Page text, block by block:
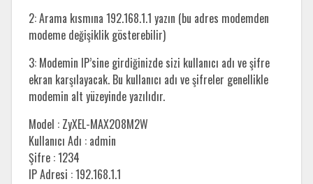
2: Arama kısmına 192.168.1.1 yazın (bu adres modemden
modeme değişiklik gösterebilir)
3: Modemin IP’sine girdiğinizde sizi kullanıcı adı ve şifre
ekran karşılayacak. Bu kullanıcı adı ve şifreler genellikle
modemin alt yüzeyinde yazılıdır.
Model : ZyXEL-MAX208M2W
Kullanıcı Adı : admin
Şifre : 1234
IP Adresi : 192.168.1.1